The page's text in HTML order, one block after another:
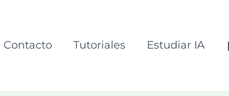
Contacto Tutoriales Estudiar IA